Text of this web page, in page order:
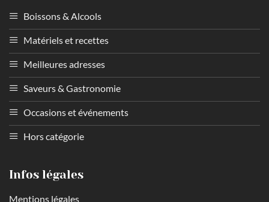
Boissons & Alcools
Matériels et recettes
Meilleures adresses
Saveurs & Gastronomie
Occasions et événements
Hors catégorie
Infos légales
Mentions légales